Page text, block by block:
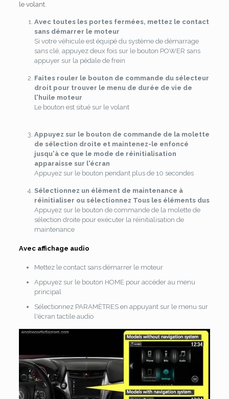
le volant.
Avec toutes les portes fermées, mettez le contact
sans démarrer le moteur
Si votre véhicule est équipé du système de démarrage
sans clé, appuyez deux fois sur le bouton POWER sans
appuyer sur la pédale de frein
Faites rouler le bouton de commande du sélecteur
droit pour trouver le menu de durée de vie de
l'huile moteur
Le bouton est situé sur le volant
Appuyez sur le bouton de commande de la molette
de sélection droite et maintenez-le enfoncé
jusqu'à ce que le mode de réinitialisation
apparaisse sur l'écran
Appuyez sur le bouton pendant plus de 10 secondes
Sélectionnez un élément de maintenance à
réinitialiser ou sélectionnez Tous les éléments dus
Appuyez sur le bouton de commande de la molette de
sélection droite pour exécuter la réinitialisation de
maintenance
Avec affichage audio
Mettez le contact sans démarrer le moteur
Appuyez sur le bouton HOME pour accéder au menu
principal
Sélectionnez PARAMÈTRES en appuyant sur le menu sur
l'écran tactile audio